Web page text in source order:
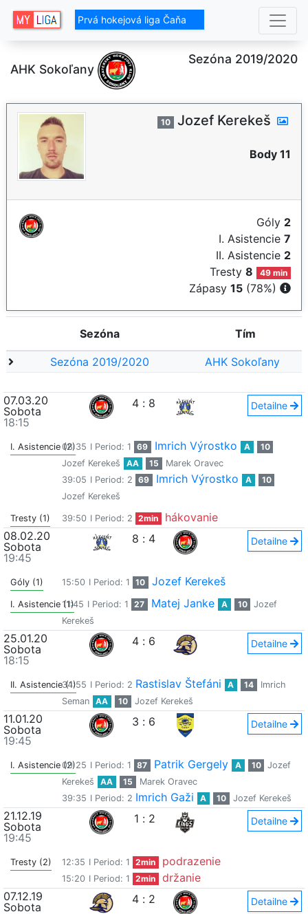
Prvá hokejová liga Čaňa
AHK Sokoľany
Sezóna 2019/2020
10 Jozef Kerekeš
Body 11
Góly 2
I. Asistencie 7
II. Asistencie 2
Tresty8 49 min
Zápasy 15 (78%)
Sezóna Tím
Sezóna 2019/2020 AHK Sokoľany
07.03.20
Sobota
18:15
4 : 8 Detailne
I. Asistencie (2)08:35 I Period: 1 69 Imrich Výrostko A
10
Jozef Kerekeš
AA 15
Marek Oravec
39:05 I Period: 2 69 Imrich Výrostko A
10
Jozef Kerekeš
Tresty (1) 39:50 I Period: 2 2min
hákovanie
08.02.20
Sobota
19:45
8 : 4 Detailne
Góly (1) 15:50 I Period: 1 10 Jozef Kerekeš
I. Asistencie (1)
11:45 I Period: 1 27 Matej Janke A 10
Jozef
Kerekeš
25.01.20
Sobota
18:15
4 : 6 Detailne
II. Asistencie (1)
34:55 I Period: 2 Rastislav Štefáni A 14
Imrich
Seman
AA 10 Jozef Kerekeš
11.01.20
Sobota
19:45
3 : 6 Detailne
I. Asistencie (2)09:25 I Period: 1 87 Patrik Gergely A 10
Jozef
Kerekeš
AA 15
Marek Oravec
39:35 I Period: 2 Imrich Gaži A 10 Jozef Kerekeš
21.12.19
Sobota
19:45
1 : 2 Detailne
Tresty (2) 12:35 I Period: 1 2min podrazenie
15:20 I Period: 1 2min
držanie
07.12.19
Sobota
4 : 2 Detailne